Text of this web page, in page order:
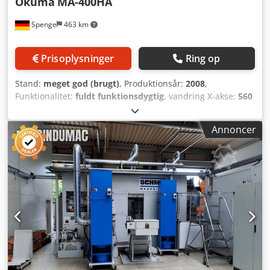
Spenge 463 km
Prisoplysninger Ring op
Stand: meget god (brugt), Produktionsår: 2008,
Funktionalitet: fuldt funktionsdygtig, vandring X-akse: 560
610 mm
625 mm, Maskintype: Horisontalt bearbejdningscenter
Producent: OKUMA Model: MA-400HA Årgang: 2008
Styring: OSP P200M Oprindelsesland: Japan Leveringstid:
Efter aftale med kort varsel 4-akset bearbejdningscenter
med høj produktivitet, inkl. forskelligt tilbehør Maskinens
udstyr - ConSep-spåntransportørsystem med
højtrykspumpe - Diverse softwarepakker - Touchsetter med
længdemåling og brudkontrol - Arbejdsrumsbruser
Tekniske detaljer - Vandringer – Akser: X-akse (søjle højre-
venstre): 560 mm Z-akse (bord frem-tilbage): 625 mm Y-
akse (spindel op-ned): 610 mm B-akse: 1° 0 - 360° - Antal
paletter: 2 (paletteskifter til 2 paletter) - Paletstørrelse
Annoncer